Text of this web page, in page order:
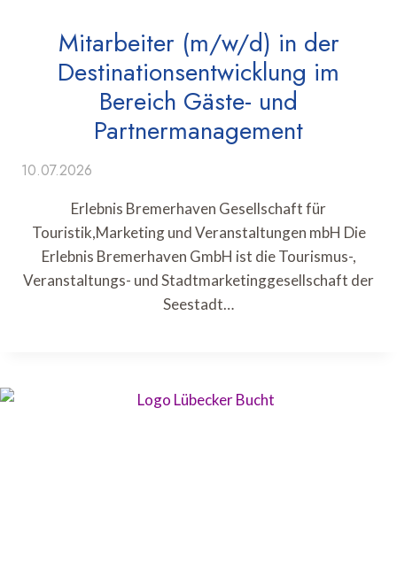
Mitarbeiter (m/w/d) in der
Destinationsentwicklung im
Bereich Gäste- und
Partnermanagement
10.07.2026
Erlebnis Bremerhaven Gesellschaft für
Touristik,Marketing und Veranstaltungen mbH Die
Erlebnis Bremerhaven GmbH ist die Tourismus-,
Veranstaltungs- und Stadtmarketinggesellschaft der
Seestadt…